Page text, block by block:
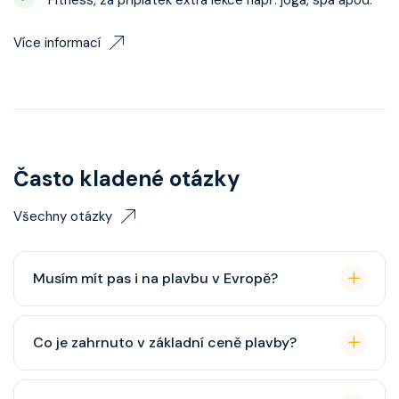
Více informací
Často kladené otázky
Všechny otázky
Musím mít pas i na plavbu v Evropě?
Pas je vždy lepší, ale občanský průkaz pro plavby po
Evropě stačí. Doporučuje se platnost minimálně 6
měsíců po skončení plavby.
Co je zahrnuto v základní ceně plavby?
Ubytování, hlavní restaurace, rautová restaurace,